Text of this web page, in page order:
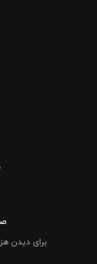
برای دیدن